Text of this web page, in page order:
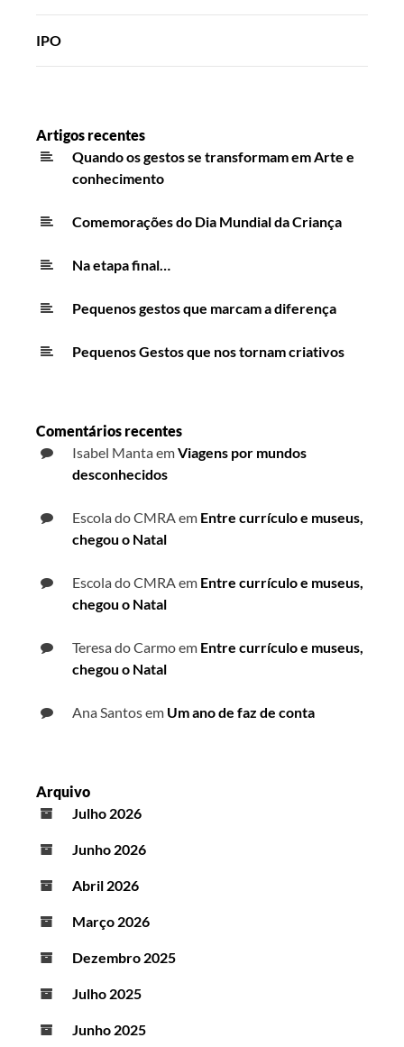
IPO
Artigos recentes
Quando os gestos se transformam em Arte e
conhecimento
Comemorações do Dia Mundial da Criança
Na etapa final…
Pequenos gestos que marcam a diferença
Pequenos Gestos que nos tornam criativos
Comentários recentes
Isabel MantaemViagens por mundos
desconhecidos
Escola do CMRAem Entre currículo e museus,
chegou o Natal
Escola do CMRAem Entre currículo e museus,
chegou o Natal
Teresa do Carmoem Entre currículo e museus,
chegou o Natal
Ana Santosem Um ano de faz de conta
Arquivo
Julho 2026
Junho 2026
Abril 2026
Março 2026
Dezembro 2025
Julho 2025
Junho 2025